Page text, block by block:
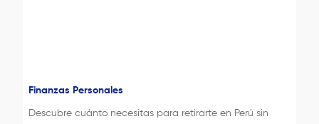
Finanzas Personales
Descubre cuánto necesitas para retirarte en Perú sin